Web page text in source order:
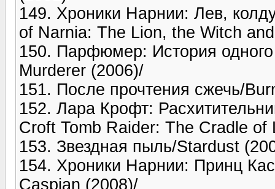
149. Хроники Нарнии: Лев,
of Narnia: The Lion, the Witch
150. Парфюмер: История
Murderer (2006)/
151. После прочтения cжечь/
152. Лара Крофт:
Croft Tomb Raider: The Cradle of
153. Звездная пыль/Stardust
154. Хроники Нарнии: Принц
Caspian (2008)/